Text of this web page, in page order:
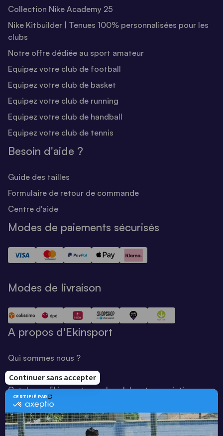
Collection Nike Academy 25
Nike Kitbuilder | Tenues 100% personnalisées pour les
clubs
Notre offre dédiée au sport amateur
Equipez votre club de football
Equipez votre club de basket
Equipez votre club de running
Equipez votre club de handball
Equipez votre club de tennis
Besoin d'aide ?
Guide des tailles
Formulaire de retour de commande
Centre d'aide
Modes de paiements sécurisés
Modes de livraison
A propos d'Ekinsport
Qui sommes nous ?
Notre savoir-faire
Catalogue Ekinsport pour les clubs et associations
Catalogue running Ekinsport
Blog